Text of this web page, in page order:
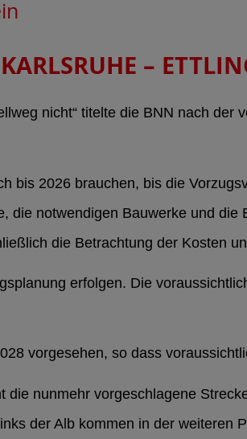
–
nicht“ titelte die BNN nach
bis 2026 brauchen, bis die
die notwendigen Bauwerke und
die Betrachtung der Kosten
erfolgen. Die
vorgesehen, so dass
die nunmehr vorgeschlagene
der Alb kommen in der weiteren